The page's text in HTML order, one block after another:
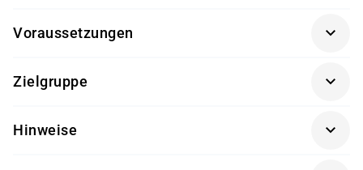
Voraussetzungen
folgende Kenntnisse und Fähigkeiten verfügen:
Netzwerktechnologien.
Zielgruppe
Fachkräften, die in der IT- und Netzwerkbranche tätig
Hinweise